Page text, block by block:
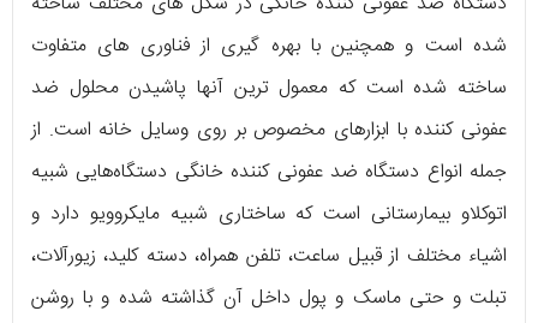
شده است و همچنین با بهره گیری از فناوری های متفاوت
ساخته شده است که معمول‌ ترین آنها پاشیدن محلول ضد
عفونی کننده با ابزارهای مخصوص بر روی وسایل خانه است. از
جمله انواع دستگاه ضد عفونی کننده خانگی دستگاه‌هایی شبیه
اتوکلاو بیمارستانی است که ساختاری شبیه مایکروویو دارد و
اشیاء مختلف از قبیل ساعت، تلفن همراه، دسته کلید، زیورآلات،
تبلت و حتی ماسک و پول داخل آن گذاشته شده و با روشن